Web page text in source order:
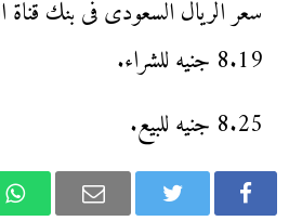
سعر الريال السعودى فى بنك
8.19 جنيه للشراء.
8.25 جنيه للبيع.